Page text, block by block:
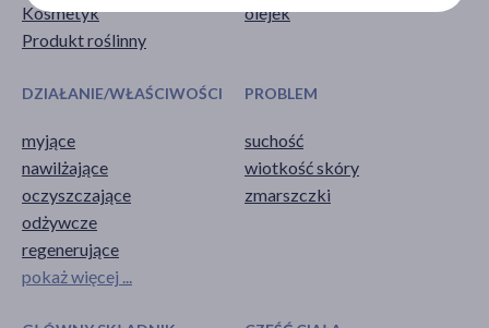
Kosmetyk
Produkt roślinny
olejek
DZIAŁANIE/WŁAŚCIWOŚCI
myjące
nawilżające
oczyszczające
odżywcze
regenerujące
pokaż więcej ...
PROBLEM
suchość
wiotkość skóry
zmarszczki